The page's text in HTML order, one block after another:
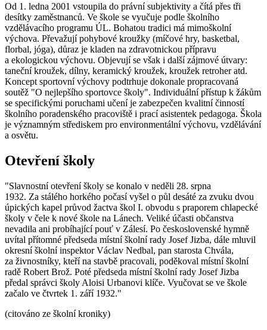
Od 1. ledna 2001 vstoupila do právní subjektivity a čítá přes tři
desítky zaměstnanců. Ve škole se vyučuje podle školního
vzdělávacího programu ÚL. Bohatou tradici má mimoškolní
výchova. Převažují pohybové kroužky (míčové hry, basketbal,
florbal, jóga), důraz je kladen na zdravotnickou přípravu
a ekologickou výchovu. Objevují se však i další zájmové útvary:
taneční kroužek, dílny, keramický kroužek, kroužek retroher atd.
Koncept sportovní výchovy podtrhuje dokonale propracovaná
soutěž "O nejlepšího sportovce školy". Individuální přístup k žákům
se specifickými poruchami učení je zabezpečen kvalitní činností
školního poradenského pracoviště i prací asistentek pedagoga. Škola
je významným střediskem pro environmentální výchovu, vzdělávání
a osvětu.
Otevření školy
"Slavnostní otevření školy se konalo v neděli 28. srpna
1932. Za stálého horkého počasí vyšel o půl desáté za zvuku dvou
úpických kapel průvod žactva škol I. obvodu s praporem chlapecké
školy v čele k nové škole na Lánech. Veliké účasti občanstva
nevadila ani probíhající pouť v Zálesí. Po československé hymně
uvítal přítomné předseda místní školní rady Josef Jizba, dále mluvil
okresní školní inspektor Václav Nedbal, pan starosta Chvála,
za živnostníky, kteří na stavbě pracovali, poděkoval místní školní
radě Robert Brož. Poté předseda místní školní rady Josef Jizba
předal správci školy Aloisi Urbanovi klíče. Vyučovat se ve škole
začalo ve čtvrtek 1. září 1932."
(citováno ze školní kroniky)